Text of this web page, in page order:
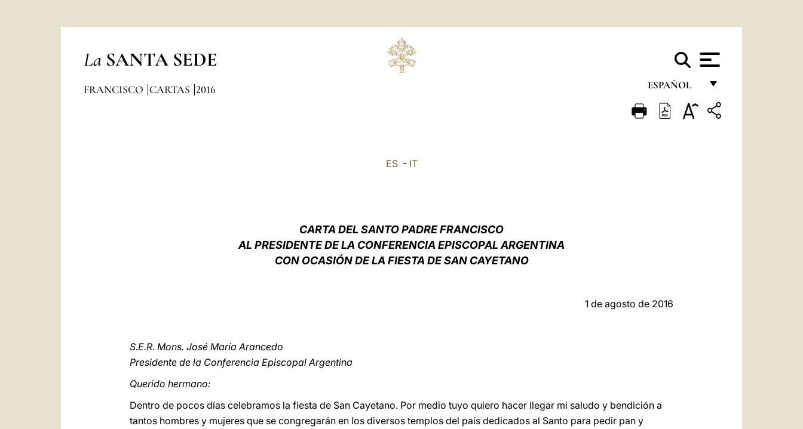
La SANTA SEDE
ESPAÑOL
FRANÇAIS
FRANCISCO CARTAS 2016
ES- IT
CARTA DEL SANTO PADRE FRANCISCO
AL PRESIDENTE DE LA CONFERENCIA EPISCOPAL ARGENTINA
CON OCASIÓN DE LA FIESTA DE SAN CAYETANO
1 de agosto de 2016
S.E.R. Mons. José María Arancedo
Presidente de la Conferencia Episcopal Argentina
Querido hermano:
Dentro de pocos días celebramos la fiesta de San Cayetano. Por medio tuyo quiero hacer llegar mi saludo y bendición a
tantos hombres y mujeres que se congregarán en los diversos templos del país dedicados al Santo para pedir pan y